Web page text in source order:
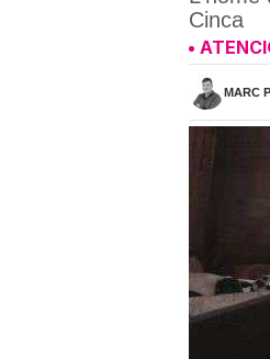
Cinca
MARC